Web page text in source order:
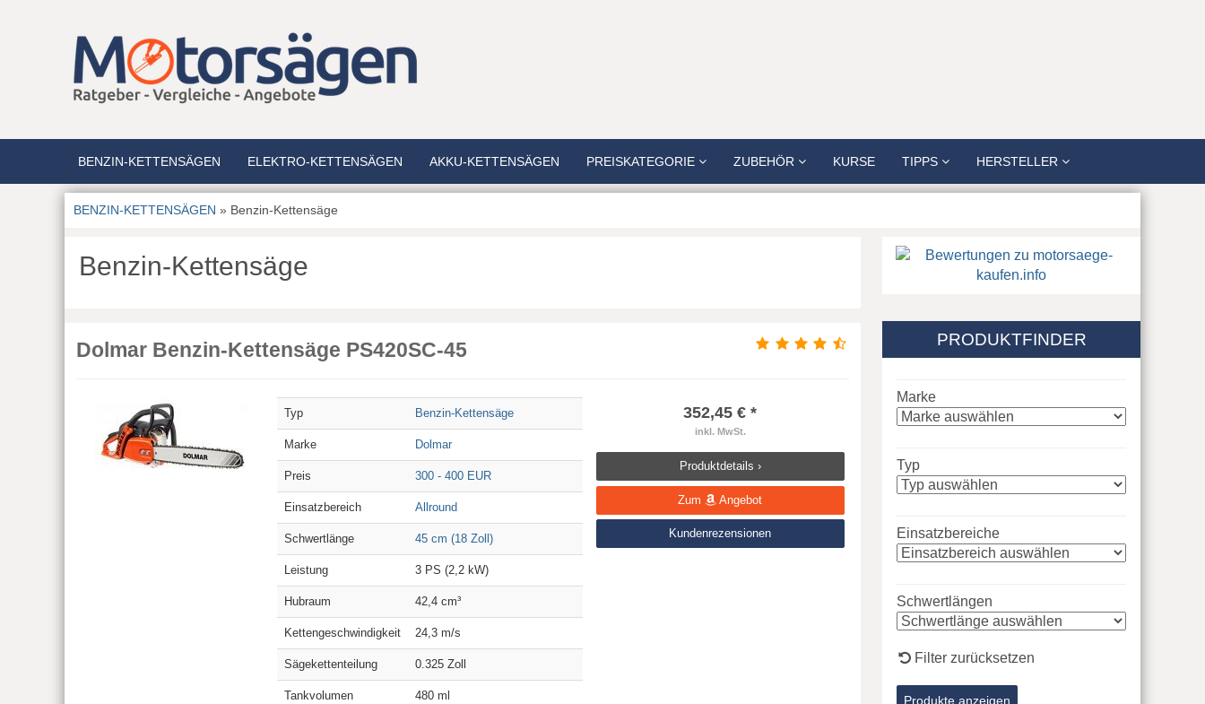
BENZIN-KETTENSÄGEN ELEKTRO-KETTENSÄGEN AKKU-KETTENSÄGEN PREISKATEGORIE ZUBEHÖR KURSE TIPPS HERSTELLER
BENZIN-KETTENSÄGEN » Benzin-Kettensäge
Benzin-Kettensäge
Dolmar Benzin-Kettensäge PS420SC-45
Typ Benzin-Kettensäge
Marke Dolmar
Preis 300 - 400 EUR
Einsatzbereich Allround
Schwertlänge 45 cm (18 Zoll)
Leistung 3 PS (2,2 kW)
Hubraum 42,4 cm³
Kettengeschwindigkeit 24,3 m/s
Sägekettenteilung 0.325 Zoll
Tankvolumen
480 ml
352,45 € *
inkl. MwSt.
Produktdetails ›
Zum Angebot
Kundenrezensionen
PRODUKTFINDER
Marke
Typ
Einsatzbereiche
Schwertlängen
Filter zurücksetzen